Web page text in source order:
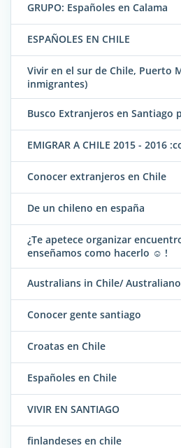
GRUPO: Españoles en Calama
ESPAÑOLES EN CHILE
Vivir en el sur de Chile, Puerto
inmigrantes)
Busco Extranjeros en Santiago
EMIGRAR A CHILE 2015 - 2016
Conocer extranjeros en Chile
De un chileno en españa
¿Te apetece organizar
enseñamos como hacerlo ☺ !
Australians in Chile/
Conocer gente santiago
Croatas en Chile
Españoles en Chile
VIVIR EN SANTIAGO
finlandeses en chile